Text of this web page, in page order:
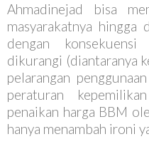
Ahmadinejad bisa
masyarakatnya
dengan
dikurangi (diantaranya
pelarangan
peraturan
penaikan harga BBM
hanya menambah ironi